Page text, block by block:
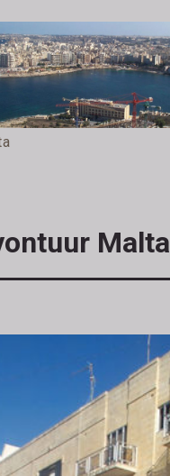
Malta